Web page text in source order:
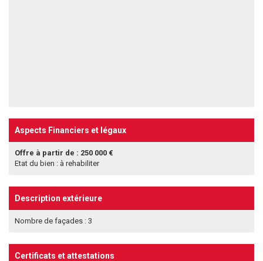
Aspects Financiers et légaux
Offre à partir de : 250 000 €
Etat du bien : à rehabiliter
Description extérieure
Nombre de façades : 3
Certificats et attestations